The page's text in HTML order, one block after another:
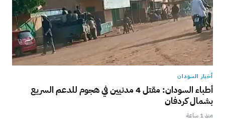
أخبار السودان
أطباء السودان: مقتل 4 مدنيين في هجوم للدعم السريع
بشمال كردفان
منذ 1 ساعة